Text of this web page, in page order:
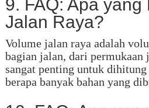
9. FAQ: Apa
Jalan Raya?
Volume jalan raya adalah
bagian jalan, dari permukaan
sangat penting untuk
berapa banyak bahan yang